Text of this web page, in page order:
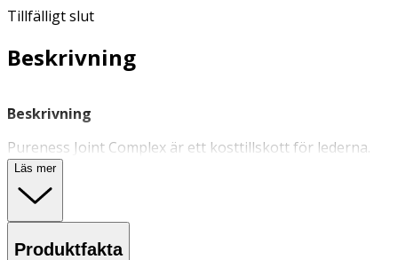
Tillfälligt slut
Beskrivning
Beskrivning
Pureness Joint Complex är ett kosttillskott för lederna.
Innehåller ett patenterat och kliniskt testat kollagen som
går under namnet UC-II®. Kollagenet är odenaturerat,
vilket innebär att det varken är värmebehandlat eller
kemisk bearbetat, utan i sin naturliga form. Innehåller
även vitamin C, mangan och gurkmeja. C-vitamin har en
Läs mer
Produktfakta